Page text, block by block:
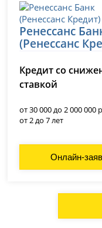
Ренессанс
(Ренессанс
Кредит со
ставкой
от 30 000 до 2 000 000
от 2 до 7 лет
Онлайн-